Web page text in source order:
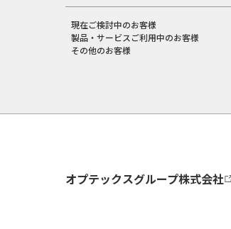
現在ご検討中のお客様
製品・サービスご利用中のお客様
その他のお客様
オプテックスグループ株式会社